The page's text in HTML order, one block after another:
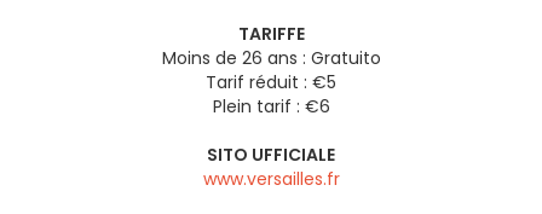
TARIFFE
Moins de 26 ans : Gratuito
Tarif réduit : €5
Plein tarif : €6
SITO UFFICIALE
www.versailles.fr